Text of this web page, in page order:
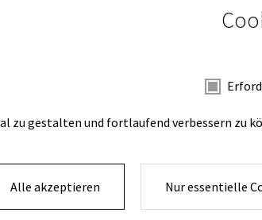
Impressum und
der Cookies mit Zustimmung
zu gestalten und fortlaufend verbessern zu
Alle akzeptieren Nur essentielle